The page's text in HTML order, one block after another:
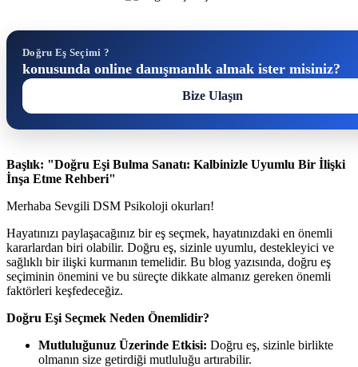
Doğru Eş Seçimi ?
konusunda online danışmanlık almak ister misiniz?
Bize Ulaşın
Başlık: "Doğru Eşi Bulma Sanatı: Kalbinizle Uyumlu Bir İlişki
İnşa Etme Rehberi"
Merhaba Sevgili DSM Psikoloji okurları!
Hayatınızı paylaşacağınız bir eş seçmek, hayatınızdaki en önemli
kararlardan biri olabilir. Doğru eş, sizinle uyumlu, destekleyici ve
sağlıklı bir ilişki kurmanın temelidir. Bu blog yazısında, doğru eş
seçiminin önemini ve bu süreçte dikkate almanız gereken önemli
faktörleri keşfedeceğiz.
Doğru Eşi Seçmek Neden Önemlidir?
Mutluluğunuz Üzerinde Etkisi: Doğru eş, sizinle birlikte
olmanın size getirdiği mutluluğu artırabilir.